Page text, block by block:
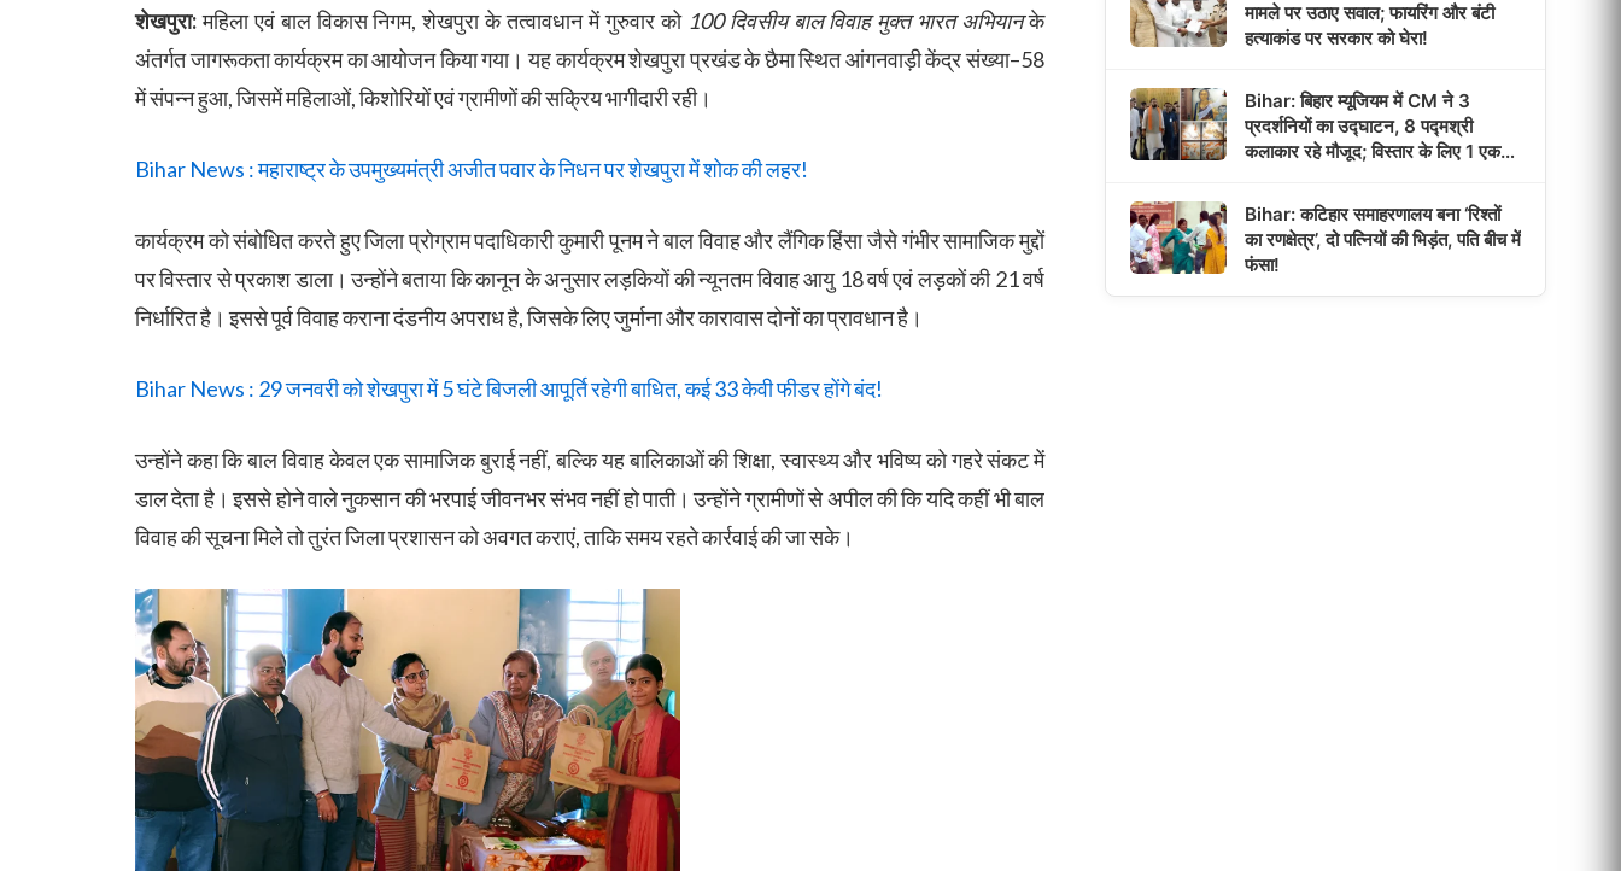
शेखपुरा:महिला एवं बाल विकास निगम, शेखपुरा के तत्वावधान में गुरुवार को 100 दिवसीय बाल विवाह मुक्त भारत अभियानके
अंतर्गत जागरूकता कार्यक्रम का आयोजन किया गया। यह कार्यक्रम शेखपुरा प्रखंड के छैमा स्थित आंगनवाड़ी केंद्र संख्या–58
में संपन्न हुआ, जिसमें महिलाओं, किशोरियों एवं ग्रामीणों की सक्रिय भागीदारी रही।
Bihar News : महाराष्ट्र के उपमुख्यमंत्री अजीत पवार के निधन पर शेखपुरा में शोक की लहर!
कार्यक्रम को संबोधित करते हुए जिला प्रोग्राम पदाधिकारी कुमारी पूनम ने बाल विवाह और लैंगिक हिंसा जैसे गंभीर सामाजिक मुद्दों
पर विस्तार से प्रकाश डाला। उन्होंने बताया कि कानून के अनुसार लड़कियों की न्यूनतम विवाह आयु 18 वर्ष एवं लड़कों की 21 वर्ष
निर्धारित है। इससे पूर्व विवाह कराना दंडनीय अपराध है, जिसके लिए जुर्माना और कारावास दोनों का प्रावधान है।
Bihar News : 29 जनवरी को शेखपुरा में 5 घंटे बिजली आपूर्ति रहेगी बाधित, कई 33 केवी फीडर होंगे बंद!
उन्होंने कहा कि बाल विवाह केवल एक सामाजिक बुराई नहीं, बल्कि यह बालिकाओं की शिक्षा, स्वास्थ्य और भविष्य को गहरे संकट में
डाल देता है। इससे होने वाले नुकसान की भरपाई जीवनभर संभव नहीं हो पाती। उन्होंने ग्रामीणों से अपील की कि यदि कहीं भी बाल
विवाह की सूचना मिले तो तुरंत जिला प्रशासन को अवगत कराएं, ताकि समय रहते कार्रवाई की जा सके।
मामले पर उठाए सवाल; फायरिंग और बंटी
हत्याकांड पर सरकार को घेरा!
Bihar: बिहार म्यूजियम में CM ने 3
प्रदर्शनियों का उद्घाटन, 8 पद्मश्री
कलाकार रहे मौजूद; विस्तार के लिए 1 एकड़
Bihar: कटिहार समाहरणालय बना ‘रिश्तों
का रणक्षेत्र’, दो पत्नियों की भिड़ंत, पति बीच में
फंसा!